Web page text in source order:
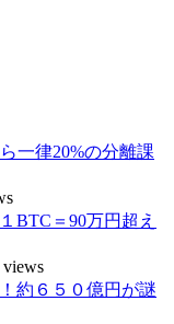
一律20%の分離課
BTC＝90万円超え
views
約６５０億円が謎